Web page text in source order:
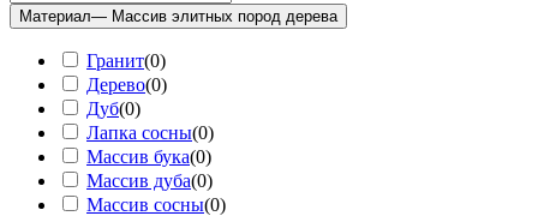
Материал— Массив элитных пород дерева
Гранит(0)
Дерево(0)
Дуб(0)
Лапка сосны(0)
Массив бука(0)
Массив дуба(0)
Массив сосны(0)